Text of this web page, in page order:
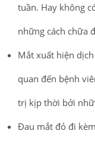
tuần. Hay không
những cách chữa
Mắt xuất hiện
quan đến bệnh
trị kịp thời bởi
Đau mắt đỏ đi